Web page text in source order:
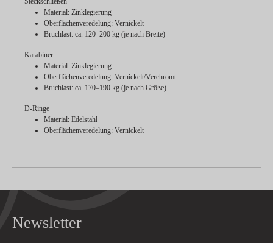
Material: Zinklegierung
Oberflächenveredelung: Vernickelt
Bruchlast: ca. 120–200 kg (je nach Breite)
Karabiner
Material: Zinklegierung
Oberflächenveredelung: Vernickelt/Verchromt
Bruchlast: ca. 170–190 kg (je nach Größe)
D-Ringe
Material: Edelstahl
Oberflächenveredelung: Vernickelt
Newsletter